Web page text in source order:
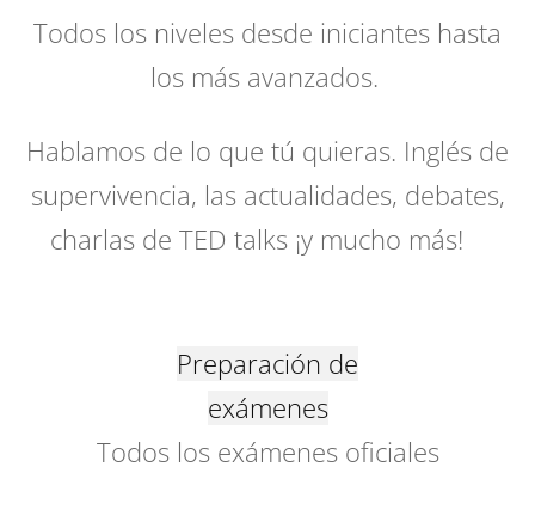
Todos los niveles desde iniciantes hasta
los más avanzados.
Hablamos de lo que tú quieras. Inglés de
supervivencia, las actualidades, debates,
charlas de TED talks ¡y mucho más!
Preparación de
exámenes
Todos los exámenes oficiales